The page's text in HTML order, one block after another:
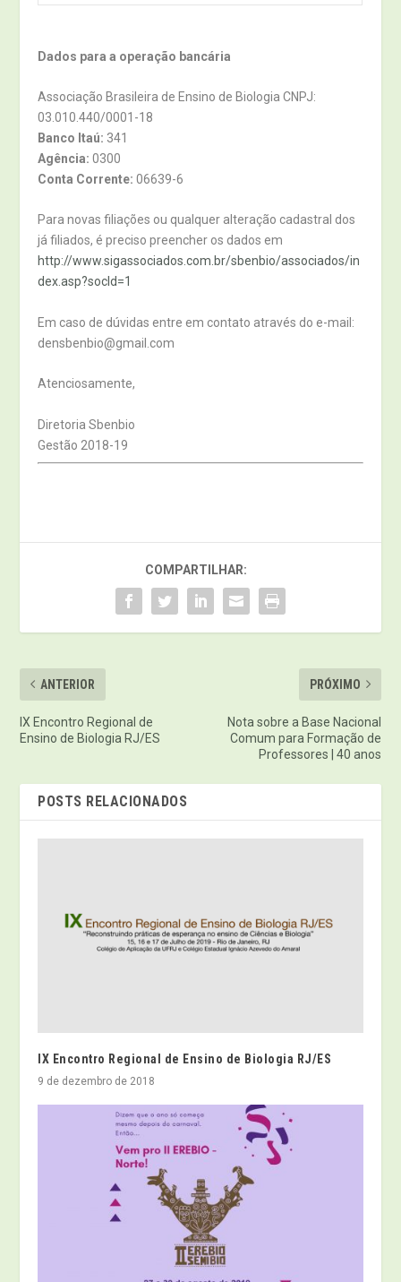
Dados para a operação bancária
Associação Brasileira de Ensino de Biologia CNPJ:
03.010.440/0001-18
Banco Itaú: 341
Agência: 0300
Conta Corrente: 06639-6
Para novas filiações ou qualquer alteração cadastral dos
já filiados, é preciso preencher os dados em
http://www.sigassociados.com.br/sbenbio/associados/in
dex.asp?socId=1
Em caso de dúvidas entre em contato através do e-mail:
densbenbio@gmail.com
Atenciosamente,
Diretoria Sbenbio
Gestão 2018-19
COMPARTILHAR:
ANTERIOR
IX Encontro Regional de
Ensino de Biologia RJ/ES
PRÓXIMO
Nota sobre a Base Nacional
Comum para Formação de
Professores | 40 anos
POSTS RELACIONADOS
IX Encontro Regional de Ensino de Biologia RJ/ES
9 de dezembro de 2018